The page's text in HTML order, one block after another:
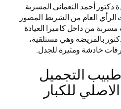
دكتور أحمد النعماني المسربة
العام من الشريط المصور
من داخل كاميرا العيادة
بالمريضة وهي مستلقية،
خادشة ومثيرة للجدل.
التجميل
للكبار